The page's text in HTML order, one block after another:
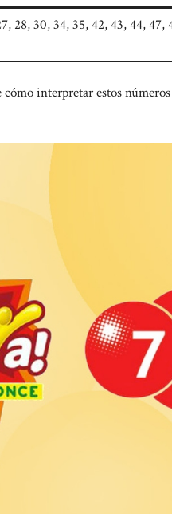
28, 30, 34, 35, 42, 43, 44, 47,
cómo interpretar estos